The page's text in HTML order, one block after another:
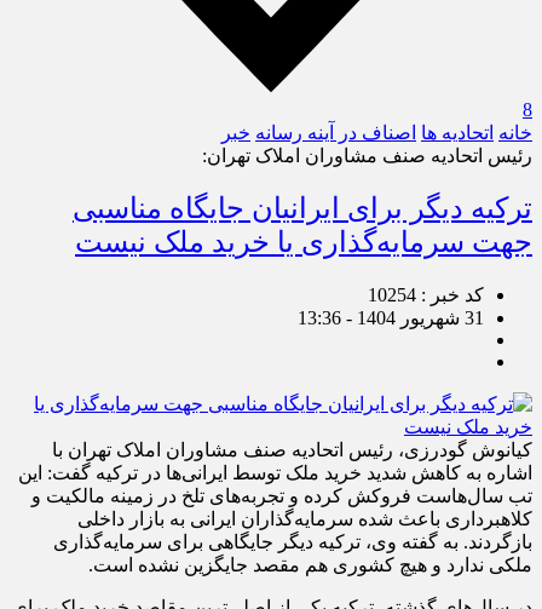
8
خانه اتحادیه ها اصناف در آینه رسانه خبر
رئیس اتحادیه صنف مشاوران املاک تهران:
ترکیه دیگر برای ایرانیان جایگاه مناسبی
جهت سرمایه‌گذاری یا خرید ملک نیست
کد خبر : 10254
31 شهریور 1404 - 13:36
کیانوش گودرزی، رئیس اتحادیه صنف مشاوران املاک تهران با
اشاره به کاهش شدید خرید ملک توسط ایرانی‌ها در ترکیه گفت: این
تب سال‌هاست فروکش کرده و تجربه‌های تلخ در زمینه مالکیت و
کلاهبرداری باعث شده سرمایه‌گذاران ایرانی به بازار داخلی
بازگردند. به گفته وی، ترکیه دیگر جایگاهی برای سرمایه‌گذاری
ملکی ندارد و هیچ کشوری هم مقصد جایگزین نشده است.